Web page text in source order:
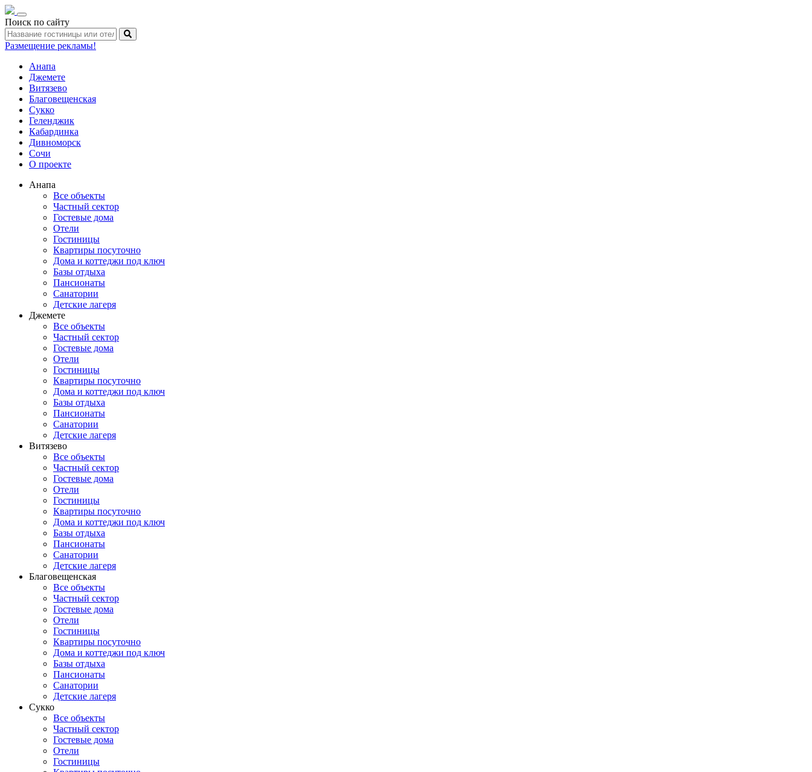
Toggle
navigation
Поиск по сайту
Размещение рекламы!
Анапа
Джемете
Витязево
Благовещенская
Сукко
Геленджик
Кабардинка
Дивноморск
Сочи
О проекте
Анапа
Все объекты
Частный сектор
Гостевые дома
Отели
Гостиницы
Квартиры посуточно
Дома и коттеджи под ключ
Базы отдыха
Пансионаты
Санатории
Детские лагеря
Джемете
Все объекты
Частный сектор
Гостевые дома
Отели
Гостиницы
Квартиры посуточно
Дома и коттеджи под ключ
Базы отдыха
Пансионаты
Санатории
Детские лагеря
Витязево
Все объекты
Частный сектор
Гостевые дома
Отели
Гостиницы
Квартиры посуточно
Дома и коттеджи под ключ
Базы отдыха
Пансионаты
Санатории
Детские лагеря
Благовещенская
Все объекты
Частный сектор
Гостевые дома
Отели
Гостиницы
Квартиры посуточно
Дома и коттеджи под ключ
Базы отдыха
Пансионаты
Санатории
Детские лагеря
Сукко
Все объекты
Частный сектор
Гостевые дома
Отели
Гостиницы